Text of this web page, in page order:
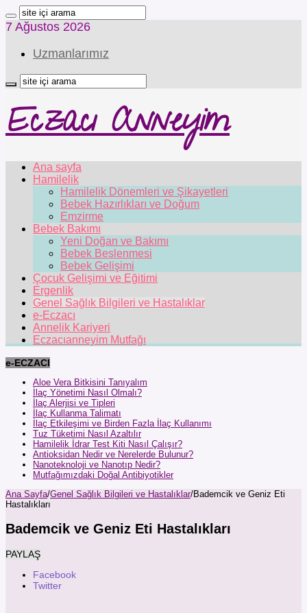
7 Ağustos 2026
Uzmanlarımız
Eczacı Anneyim
Ana sayfa
Hamilelik
Hamilelik Dönemleri ve Şikayetleri
Bebek Hazırlıkları ve Doğum
Emzirme
Bebek Bakımı
Yeni Doğan ve Bakımı
Bebek Beslenmesi
Bebek Gelişimi
Çocuk Gelişimi ve Eğitimi
Ergenlik
Genel Sağlık Bilgileri ve Hastalıklar
e-Eczacı
Annelik Kariyeri
Eczacıanneyim Mutfağı
e-ECZACI
Aloe Vera Bitkisini Tanıyalım
İlaç Yönetimi Nasıl Olmalı?
İlaç Alerjisi ve Tipleri
İlaç Kullanma Talimatı
İlaç Etkileşimi ve Birden Fazla İlaç Kullanımı
Tuz Tüketimi Nasıl Azaltılır
Hamilelik İdrar Test Kiti Nasıl Çalışır?
Antioksidan Nedir ve Nerelerde Bulunur?
Nanoteknoloji ve Nanotıp Nedir?
Mutfağımızdaki Doğal Antibiyotikler
Ana Sayfa/Genel Sağlık Bilgileri ve Hastalıklar/Bademcik ve Geniz Eti
Hastalıkları
Bademcik ve Geniz Eti Hastalıkları
PAYLAŞ
Facebook
Twitter